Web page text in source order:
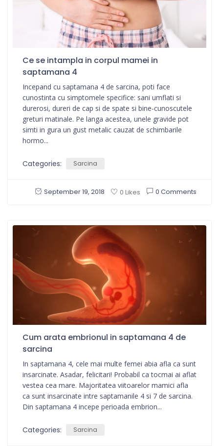
Ce se intampla in corpul mamei in
saptamana 4
Incepand cu saptamana 4 de sarcina, poti face
cunostinta cu simptomele specifice: sani umflati si
durerosi, dureri de cap si de spate si bine-cunoscutele
greturi matinale. Pe langa acestea, unele gravide pot
simti in gura un gust metalic cauzat de schimbarile
hormo...
Categories: Sarcina
September 19, 2018 0 Likes 0 Comments
Cum arata embrionul in saptamana 4 de
sarcina
In saptamana 4, cele mai multe femei abia afla ca sunt
insarcinate. Asadar, felicitari! Probabil ca tocmai ai aflat
vestea cea mare. Majoritatea viitoarelor mamici afla
ca sunt insarcinate intre saptamanile 4 si 7 de sarcina.
Din saptamana 4 incepe perioada embrion...
Categories: Sarcina